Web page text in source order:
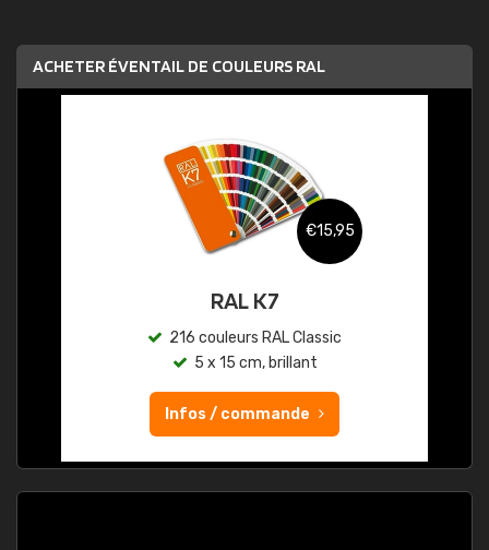
ACHETER ÉVENTAIL DE COULEURS RAL
€15,95
RAL K7
216 couleurs RAL Classic
5 x 15 cm, brillant
Infos / commande